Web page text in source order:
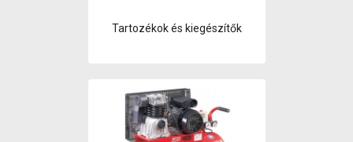
Tartozékok és kiegészítők